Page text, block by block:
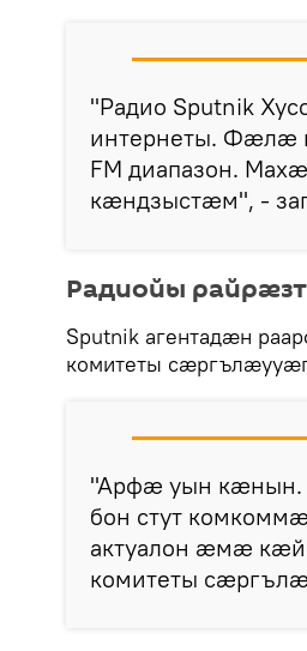
"Радио Sputnik
интернеты. Фӕлӕ
FM диапазон.
кӕндзыстӕм", -
Радиойы
Sputnik агентадӕн
комитеты
"Арфӕ уын кӕнын.
бон стут
актуалон ӕмӕ кӕй
комитеты